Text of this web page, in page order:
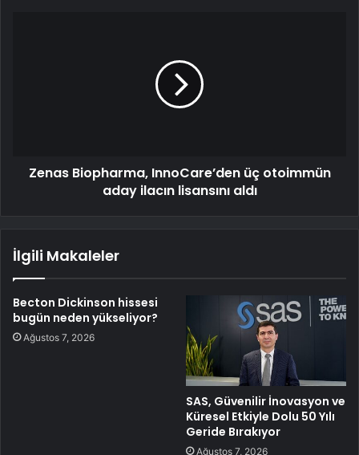
Zenas Biopharma, InnoCare’den üç otoimmün
aday ilacın lisansını aldı
İlgili Makaleler
Becton Dickinson hissesi
bugün neden yükseliyor?
Ağustos 7, 2026
SAS, Güvenilir İnovasyon ve
Küresel Etkiyle Dolu 50 Yılı
Geride Bırakıyor
Ağustos 7, 2026